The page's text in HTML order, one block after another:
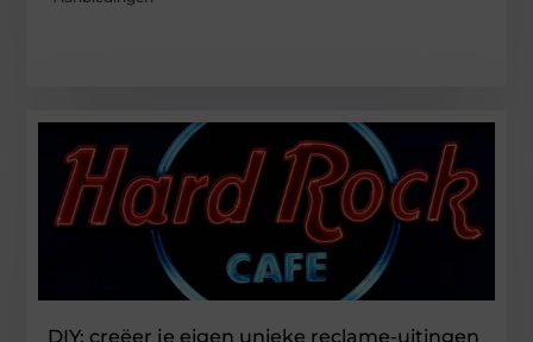
DIY: creëer je eigen unieke reclame-uitingen